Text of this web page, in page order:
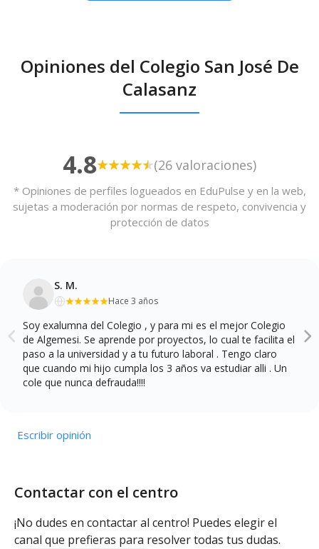
Opiniones del Colegio San José De
Calasanz
4.8 (26 valoraciones)
* Opiniones de perfiles logueados en EduPulse y en la web,
sujetas a moderación por normas de respeto, convivencia y
protección de datos
S. M.
Hace 3 años
Soy exalumna del Colegio , y para mi es el mejor Colegio
de Algemesi. Se aprende por proyectos, lo cual te facilita el
paso a la universidad y a tu futuro laboral . Tengo claro
que cuando mi hijo cumpla los 3 años va estudiar alli . Un
cole que nunca defrauda!!!!
Escribir opinión
Contactar con el centro
¡No dudes en contactar al centro! Puedes elegir el
canal que prefieras para resolver todas tus dudas.